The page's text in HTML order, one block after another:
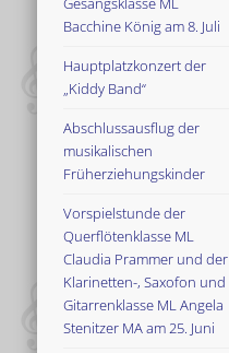
Bacchine König am 8. Juli
Hauptplatzkonzert der
„Kiddy Band“
Abschlussausflug der
musikalischen
Früherziehungskinder
Vorspielstunde der
Querflötenklasse ML
Claudia Prammer und der
Klarinetten-, Saxofon und
Gitarrenklasse ML Angela
Stenitzer MA am 25. Juni